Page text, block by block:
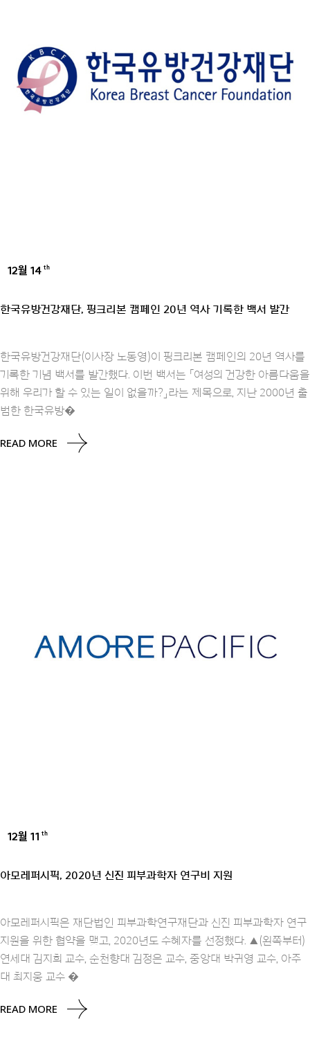
12월 14 th
한국유방건강재단, 핑크리본 캠페인 20년 역사 기록한 백서 발간
한국유방건강재단(이사장 노동영)이 핑크리본 캠페인의 20년 역사를
기록한 기념 백서를 발간했다. 이번 백서는 「여성의 건강한 아름다움을
위해 우리가 할 수 있는 일이 없을까?」라는 제목으로, 지난 2000년 출
범한 한국유방�
READ MORE
12월 11 th
아모레퍼시픽, 2020년 신진 피부과학자 연구비 지원
아모레퍼시픽은 재단법인 피부과학연구재단과 신진 피부과학자 연구
지원을 위한 협약을 맺고, 2020년도 수혜자를 선정했다. ▲(왼쪽부터)
연세대 김지희 교수, 순천향대 김정은 교수, 중앙대 박귀영 교수, 아주
대 최지웅 교수 �
READ MORE